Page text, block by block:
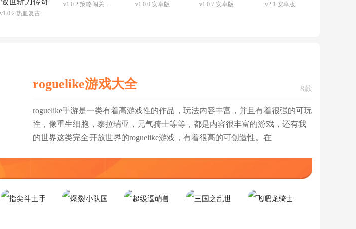
手游官方版v1.0.2 热血复古传奇手游
官方版 v1.0.2 策略闯关手游
钱模拟器
v1.0.0 安卓版
官方版
v1.0.7 安卓版
方正版
v2.1 安卓版
roguelike游戏大全 8款
roguelike手游是一类有着高游戏性的作品，玩法内容丰富，并且有着很强的可玩
性，像重生细胞，泰拉瑞亚，元气骑士等等，都是内容很丰富的游戏，还有我
的世界这类完全开放世界的roguelike游戏，有着很高的可创造性。在